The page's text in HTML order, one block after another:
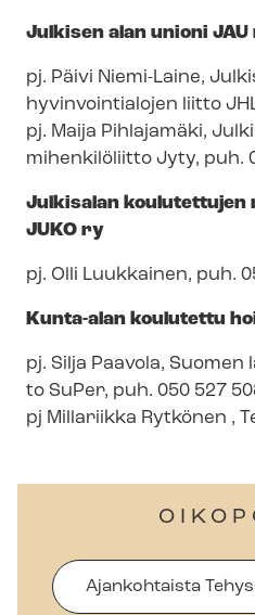
Julkisen alan unioni
pj. Päivi Niemi-Laine,
hyvinvointialojen liitto
pj. Maija Pihlajamäki,
mi­hen­ki­lö­liit­to Jyty, puh.
Julkisalan koulutettujen
JUKO ry
pj. Olli Luukkainen, puh.
Kunta-alan koulutettu
pj. Silja Paavola,
to SuPer, puh. 050 527
pj Millariikka Rytkönen ,
Ajankohtaista